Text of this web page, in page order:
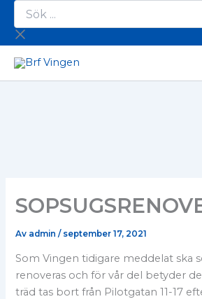
Hoppa
innehåll
Sök
Av admin/ september 17, 2021
Som Vingen tidigare meddelat ska
renoveras och för vår del betyder
träd tas bort från Pilotgatan 11-17